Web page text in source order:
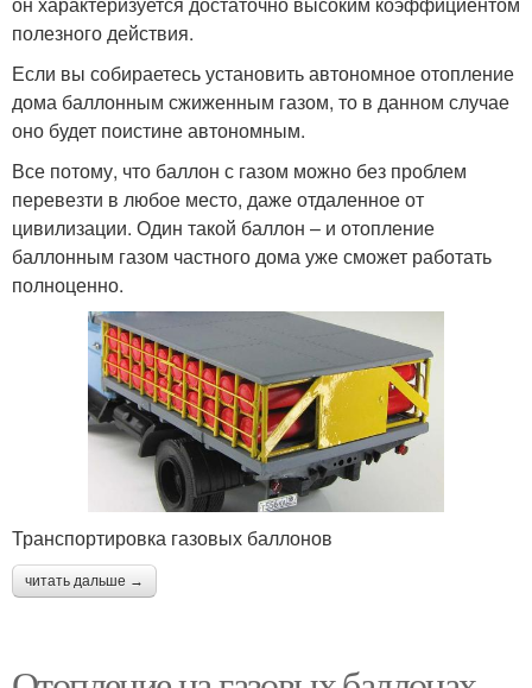
полезного действия.
Если вы собираетесь установить автономное отопление
дома баллонным сжиженным газом, то в данном случае
оно будет поистине автономным.
Все потому, что баллон с газом можно без проблем
перевезти в любое место, даже отдаленное от
цивилизации. Один такой баллон – и отопление
баллонным газом частного дома уже сможет работать
полноценно.
Транспортировка газовых баллонов
читать дальше →